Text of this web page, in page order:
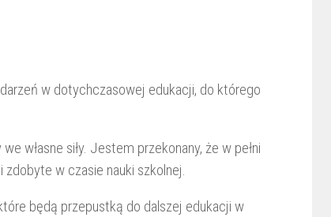
w dotychczasowej edukacji, do którego
własne siły. Jestem przekonany, że w pełni
w czasie nauki szkolnej.
będą przepustką do dalszej edukacji w